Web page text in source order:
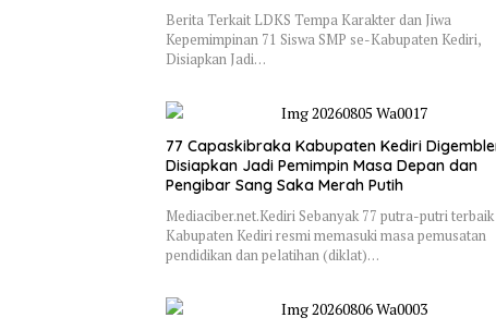
Berita Terkait LDKS Tempa Karakter dan Jiwa
Kepemimpinan 71 Siswa SMP se-Kabupaten Kediri,
Disiapkan Jadi…
77 Capaskibraka Kabupaten Kediri
Disiapkan Jadi Pemimpin Masa Depan dan
Pengibar Sang Saka Merah Putih
Mediaciber.net.Kediri Sebanyak 77 putra-putri terbaik
Kabupaten Kediri resmi memasuki masa pemusatan
pendidikan dan pelatihan (diklat)…